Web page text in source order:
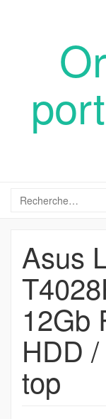
Asus
12Gb
HDD
top